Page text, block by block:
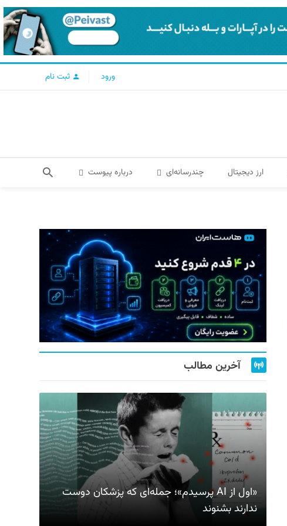
ورود ثبت نام
ارز دیجیتال چندرسانه‌ای درباره پیوست
آخرین مطالب
«اول از AI پرسیدم»؛ جمله‌ای که پزشکان دوست
ندارند بشنوند